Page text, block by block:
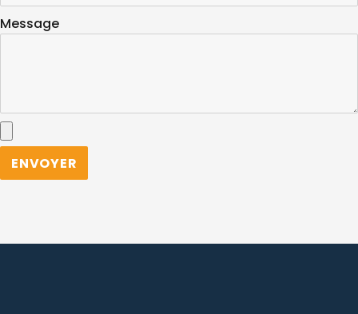
Message
e